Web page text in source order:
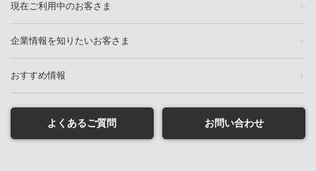
現在ご利用中のお客さま
企業情報を知りたいお客さま
おすすめ情報
よくあるご質問 お問い合わせ